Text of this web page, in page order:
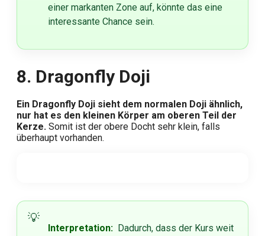
einer markanten Zone auf, könnte das eine
interessante Chance sein.
8. Dragonfly Doji
Ein Dragonfly Doji sieht dem normalen Doji ähnlich,
nur hat es den kleinen Körper am oberen Teil der
Kerze. Somit ist der obere Docht sehr klein, falls
überhaupt vorhanden.
Interpretation: Dadurch, dass der Kurs weit